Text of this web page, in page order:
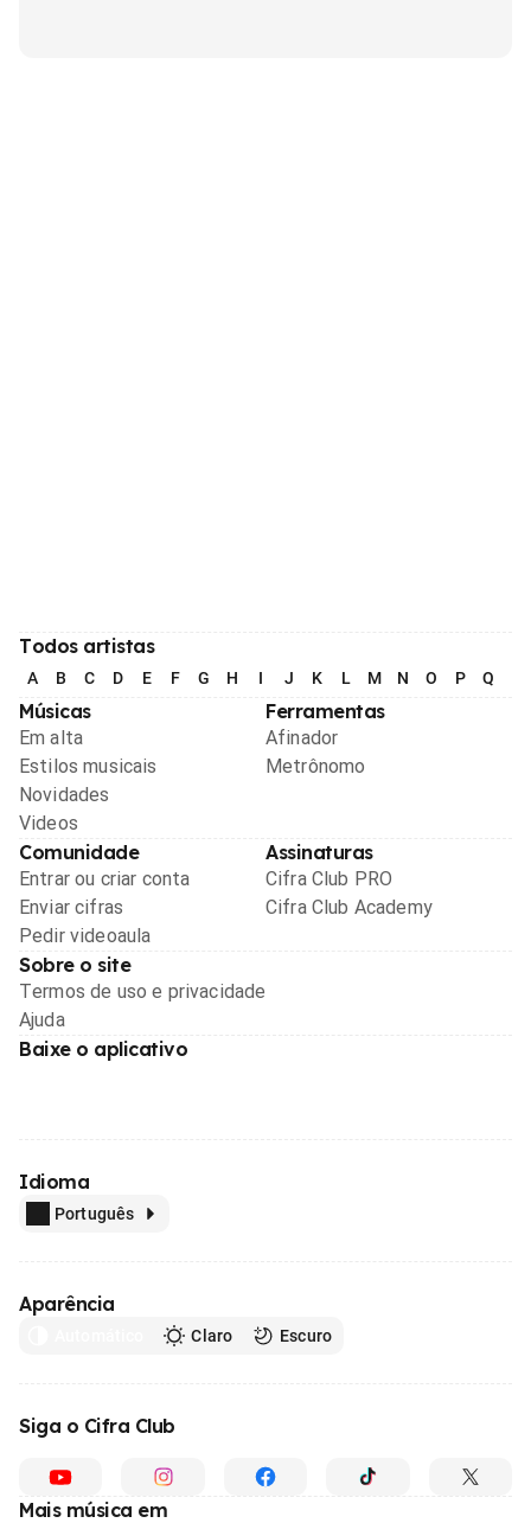
Todos artistas
A B C D E F G H I J K L M N O P Q
Músicas
Em alta
Estilos musicais
Novidades
Videos
Ferramentas
Afinador
Metrônomo
Comunidade
Entrar ou criar conta
Enviar cifras
Pedir videoaula
Assinaturas
Cifra Club PRO
Cifra Club Academy
Sobre o site
Termos de uso e privacidade
Ajuda
Baixe o aplicativo
Idioma
Português
Aparência
Claro Escuro
Siga o Cifra Club
Mais música em